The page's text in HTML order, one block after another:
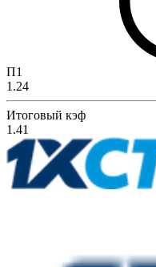
П1
1.24
Итоговый кэф
1.41